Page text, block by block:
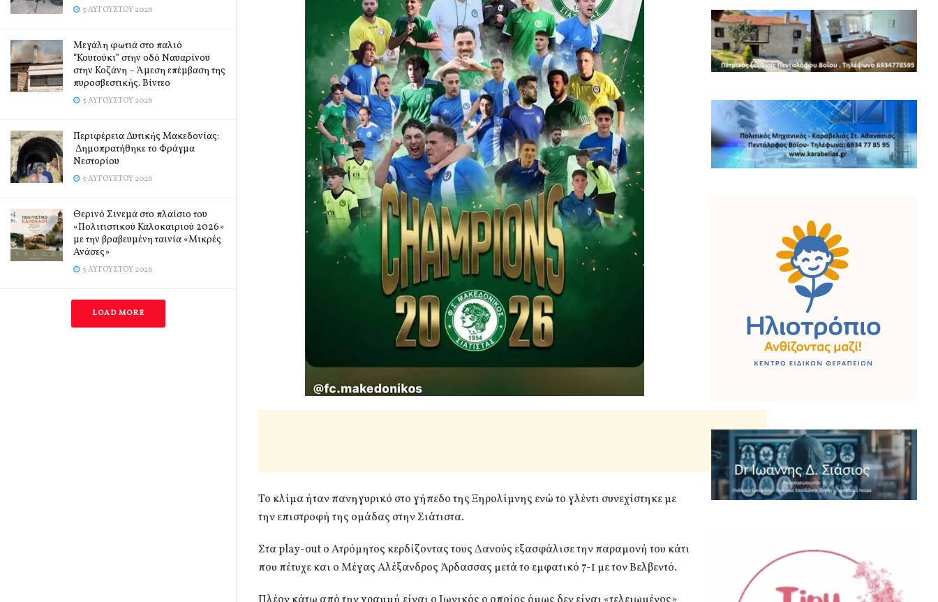
5 ΑΥΓΟΎΣΤΟΥ 2026
Μεγάλη φωτιά στο παλιό
“Κουτούκι” στην οδό Ναυαρίνου
στην Κοζάνη – Άμεση επέμβαση της
πυροσβεστικής. Βίντεο
5 ΑΥΓΟΎΣΤΟΥ 2026
Περιφέρεια Δυτικής Μακεδονίας:
Δημοπρατήθηκε το Φράγμα
Νεστορίου
5 ΑΥΓΟΎΣΤΟΥ 2026
Θερινό Σινεμά στο πλαίσιο του
«Πολιτιστικού Καλοκαιριού 2026»
με την βραβευμένη ταινία «Μικρές
Ανάσες»
5 ΑΥΓΟΎΣΤΟΥ 2026
LOAD MORE
Το κλίμα ήταν πανηγυρικό στο γήπεδο της Ξηρολίμνης ενώ το γλέντι συνεχίστηκε με
την επιστροφή της ομάδας στην Σιάτιστα.
Στα play-out ο Ατρόμητος κερδίζοντας τους Δανούς εξασφάλισε την παραμονή του κάτι
που πέτυχε και ο Μέγας Αλέξανδρος Άρδασσας μετά το εμφατικό 7-1 με τον Βελβεντό.